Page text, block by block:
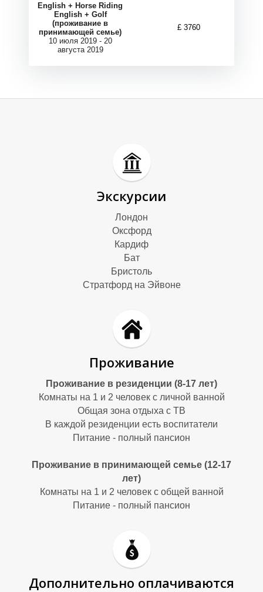
Д
Е
English + Horse Riding
English + Golf
(проживание в
принимающей семье)
10 июля 2019 - 20
августа 2019
£ 3760
Экскурсии
Лондон
Оксфорд
Кардиф
Бат
Бристоль
Стратфорд на Эйвоне
Проживание
Проживание в резиденции (8-17 лет)
Комнаты на 1 и 2 человек с личной ванной
Общая зона отдыха с ТВ
В каждой резиденции есть воспитатели
Питание - полный пансион
Проживание в принимающей семье (12-17
лет)
Комнаты на 1 и 2 человек с общей ванной
Питание - полный пансион
Дополнительно оплачиваются
Д
Е